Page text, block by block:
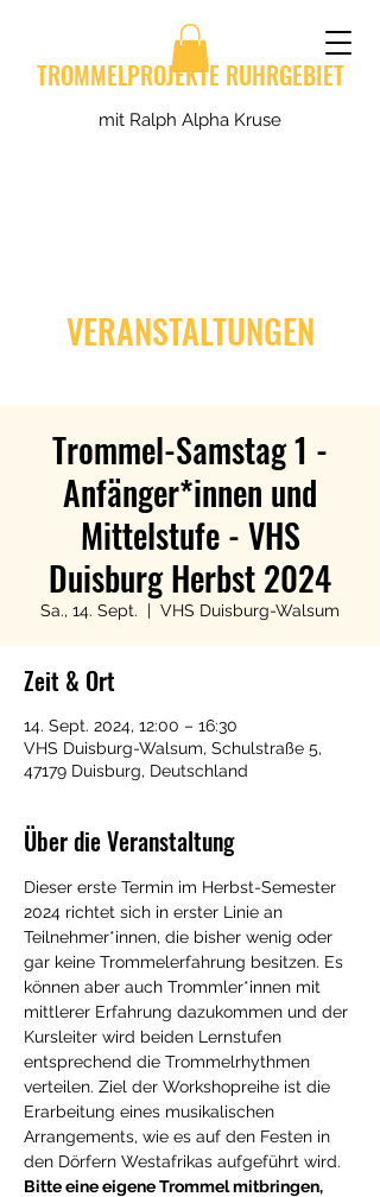
TROMMELPROJEKTE RUHRGEBIET
mit Ralph Alpha Kruse
VERANSTALTUNGEN
Trommel-Samstag 1 -
Anfänger*innen und
Mittelstufe - VHS
Duisburg Herbst 2024
Sa., 14. Sept.
  |
VHS Duisburg-Walsum
Zeit & Ort
14. Sept. 2024, 12:00 – 16:30
VHS Duisburg-Walsum, Schulstraße 5,
47179 Duisburg, Deutschland
Über die Veranstaltung
Dieser erste Termin im Herbst-Semester
2024 richtet sich in erster Linie an
Teilnehmer*innen, die bisher wenig oder
gar keine Trommelerfahrung besitzen. Es
können aber auch Trommler*innen mit
mittlerer Erfahrung dazukommen und der
Kursleiter wird beiden Lernstufen
entsprechend die Trommelrhythmen
verteilen. Ziel der Workshopreihe ist die
Erarbeitung eines musikalischen
Arrangements, wie es auf den Festen in
den Dörfern Westafrikas aufgeführt wird.
Bitte eine eigene Trommel mitbringen,